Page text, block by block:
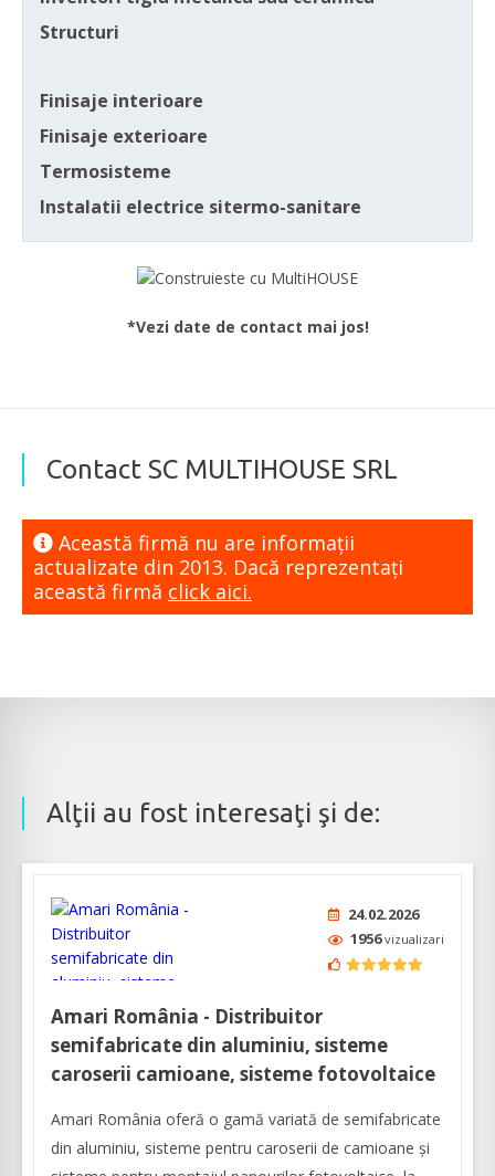
Structuri
Finisaje interioare
Finisaje exterioare
Termosisteme
Instalatii electrice sitermo-sanitare
*Vezi date de contact mai jos!
Contact SC MULTIHOUSE SRL
Această firmă nu are informaţii
actualizate din 2013. Dacă reprezentaţi
această firmă click aici.
Alţii au fost interesaţi şi de:
24.02.2026
1956vizualizari
Amari România - Distribuitor
semifabricate din aluminiu, sisteme
caroserii camioane, sisteme fotovoltaice
Amari România oferă o gamă variată de semifabricate
din aluminiu, sisteme pentru caroserii de camioane şi